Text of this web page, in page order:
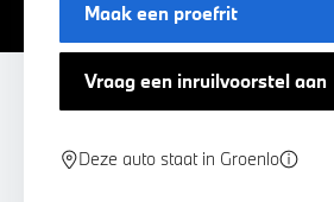
Maak een proefrit
Vraag een inruilvoorstel aan
Deze auto staat in Groenlo